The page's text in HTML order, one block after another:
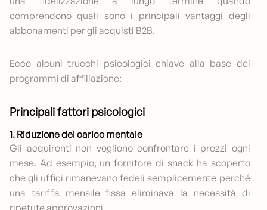
comprendono quali sono i principali vantaggi degli
abbonamenti per gli acquisti B2B.
Ecco alcuni trucchi psicologici chiave alla base dei
programmi di affiliazione:
Principali fattori psicologici
1. Riduzione del carico mentale
Gli acquirenti non vogliono confrontare i prezzi ogni
mese. Ad esempio, un fornitore di snack ha scoperto
che gli uffici rimanevano fedeli semplicemente perché
una tariffa mensile fissa eliminava la necessità di